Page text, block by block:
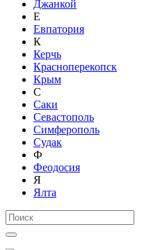
Джанкой
Е
Евпатория
К
Керчь
Красноперекопск
Крым
С
Саки
Севастополь
Симферополь
Судак
Ф
Феодосия
Я
Ялта